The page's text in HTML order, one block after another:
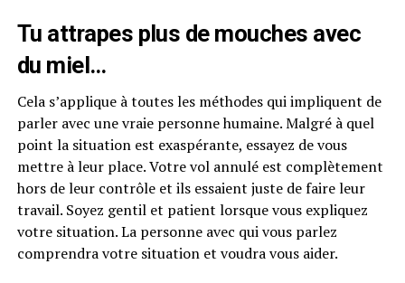
Tu attrapes plus de mouches avec
du miel…
Cela s’applique à toutes les méthodes qui impliquent de
parler avec une vraie personne humaine. Malgré à quel
point la situation est exaspérante, essayez de vous
mettre à leur place. Votre vol annulé est complètement
hors de leur contrôle et ils essaient juste de faire leur
travail. Soyez gentil et patient lorsque vous expliquez
votre situation. La personne avec qui vous parlez
comprendra votre situation et voudra vous aider.